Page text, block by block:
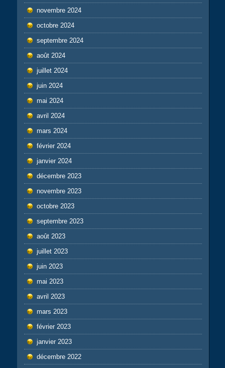
novembre 2024
octobre 2024
septembre 2024
août 2024
juillet 2024
juin 2024
mai 2024
avril 2024
mars 2024
février 2024
janvier 2024
décembre 2023
novembre 2023
octobre 2023
septembre 2023
août 2023
juillet 2023
juin 2023
mai 2023
avril 2023
mars 2023
février 2023
janvier 2023
décembre 2022